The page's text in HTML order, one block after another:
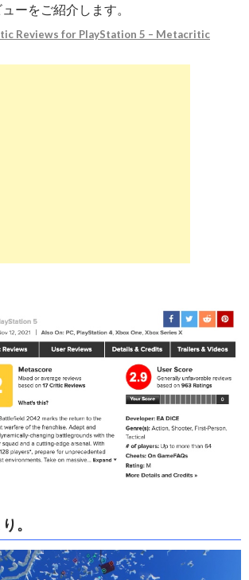
ーをご紹介します。
Reviews for PlayStation 5 – Metacritic
。